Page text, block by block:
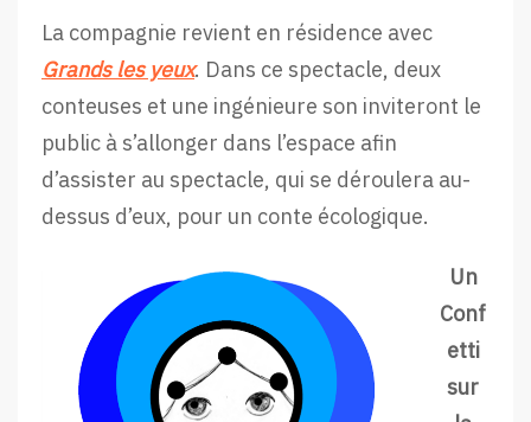
La compagnie revient en résidence avec
Grands les yeux. Dans ce spectacle, deux
conteuses et une ingénieure son inviteront le
public à s’allonger dans l’espace afin
d’assister au spectacle, qui se déroulera au-
dessus d’eux, pour un conte écologique.
Un
Conf
etti
sur